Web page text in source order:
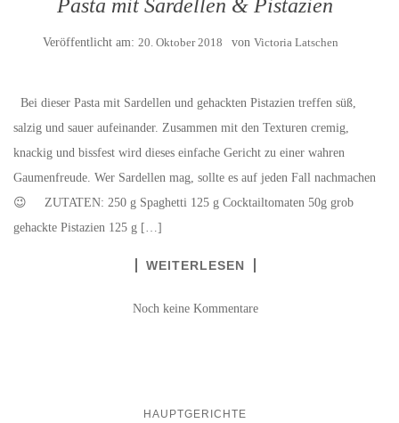
Pasta mit Sardellen & Pistazien
Veröffentlicht am: 20. Oktober 2018 von Victoria Latschen
Bei dieser Pasta mit Sardellen und gehackten Pistazien treffen süß,
salzig und sauer aufeinander. Zusammen mit den Texturen cremig,
knackig und bissfest wird dieses einfache Gericht zu einer wahren
Gaumenfreude. Wer Sardellen mag, sollte es auf jeden Fall nachmachen
😉 ZUTATEN: 250 g Spaghetti 125 g Cocktailtomaten 50g grob
gehackte Pistazien 125 g […]
WEITERLESEN
Noch keine Kommentare
HAUPTGERICHTE